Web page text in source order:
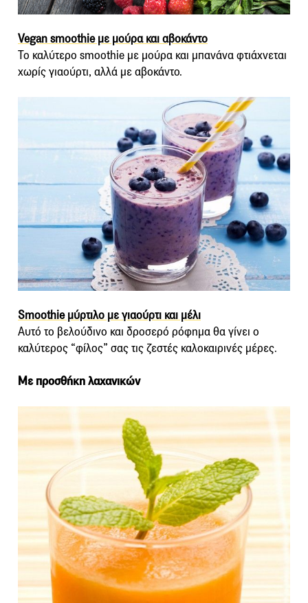
Vegan smoothie με μούρα και αβοκάντο
Το καλύτερο smoothie με μούρα και μπανάνα φτιάχνεται
χωρίς γιαούρτι, αλλά με αβοκάντο.
Smoothie μύρτιλο με γιαούρτι και μέλι
Αυτό το βελούδινο και δροσερό ρόφημα θα γίνει ο
καλύτερος “φίλος” σας τις ζεστές καλοκαιρινές μέρες.
Με προσθήκη λαχανικών